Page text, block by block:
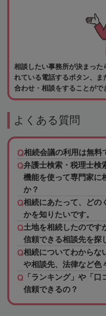
相談したい事務所が決まった
れている電話するボタン、
合わせ・相談をすることがで
よくある質問
相続会議の利用は無料
弁護士検索・税理士検
機能を使って専門家に
か？
相続にあたって、どの
かを知りたいです。
土地を相続したのです
信頼できる相談先を探
相続についてわからな
や相談先、法律など色
「ランキング」や「
信頼できるの？